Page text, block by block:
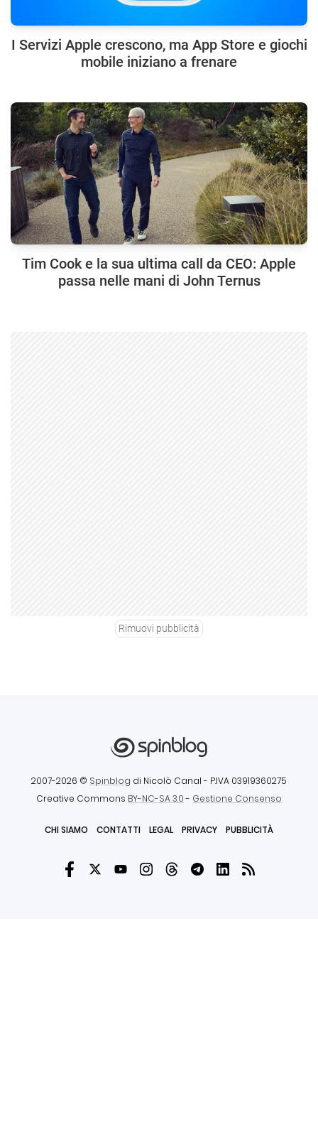
I Servizi Apple crescono, ma App Store e giochi
mobile iniziano a frenare
Tim Cook e la sua ultima call da CEO: Apple
passa nelle mani di John Ternus
Rimuovi pubblicità
2007-2026 © Spinblog di Nicolò Canal - P.IVA 03919360275
Creative Commons BY-NC-SA 3.0- Gestione Consenso
CHI SIAMO CONTATTI LEGAL PRIVACY PUBBLICITÀ